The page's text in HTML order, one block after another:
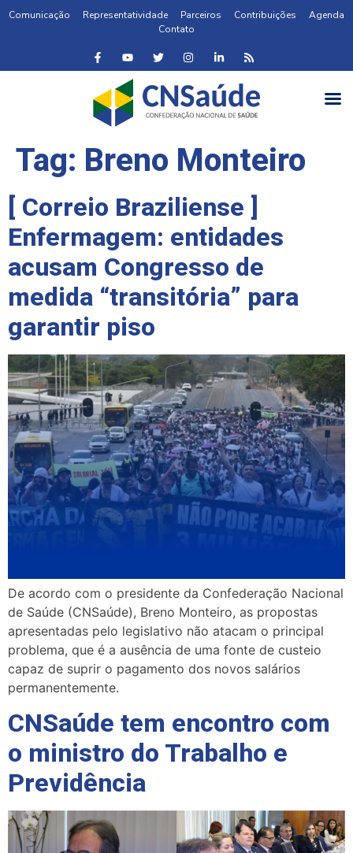
Comunicação Representatividade Parceiros Contribuições
Agenda
Contato
Tag: Breno Monteiro
[ Correio Braziliense ]
Enfermagem: entidades
acusam Congresso de
medida “transitória” para
garantir piso
De acordo com o presidente da Confederação Nacional
de Saúde (CNSaúde), Breno Monteiro, as propostas
apresentadas pelo legislativo não atacam o principal
problema, que é a ausência de uma fonte de custeio
capaz de suprir o pagamento dos novos salários
permanentemente.
CNSaúde tem encontro com
o ministro do Trabalho e
Previdência